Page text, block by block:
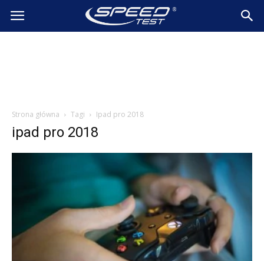
SpeedTest.pl
Strona główna Tagi Ipad pro 2018
ipad pro 2018